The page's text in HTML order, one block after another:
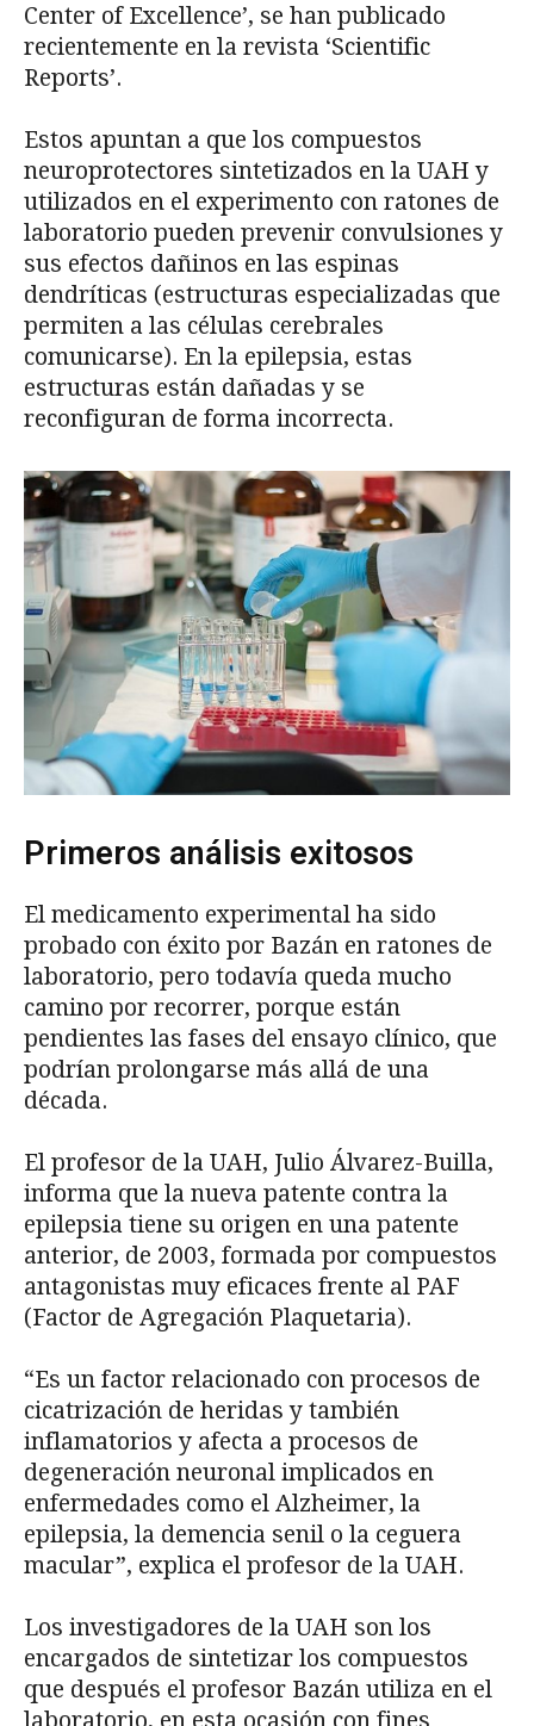
Center of Excellence’, se han publicado
recientemente en la revista ‘Scientific
Reports’.
Estos apuntan a que los compuestos
neuroprotectores sintetizados en la UAH y
utilizados en el experimento con ratones de
laboratorio pueden prevenir convulsiones y
sus efectos dañinos en las espinas
dendríticas (estructuras especializadas que
permiten a las células cerebrales
comunicarse). En la epilepsia, estas
estructuras están dañadas y se
reconfiguran de forma incorrecta.
Primeros análisis exitosos
El medicamento experimental ha sido
probado con éxito por Bazán en ratones de
laboratorio, pero todavía queda mucho
camino por recorrer, porque están
pendientes las fases del ensayo clínico, que
podrían prolongarse más allá de una
década.
El profesor de la UAH, Julio Álvarez-Builla,
informa que la nueva patente contra la
epilepsia tiene su origen en una patente
anterior, de 2003, formada por compuestos
antagonistas muy eficaces frente al PAF
(Factor de Agregación Plaquetaria).
“Es un factor relacionado con procesos de
cicatrización de heridas y también
inflamatorios y afecta a procesos de
degeneración neuronal implicados en
enfermedades como el Alzheimer, la
epilepsia, la demencia senil o la ceguera
macular”, explica el profesor de la UAH.
Los investigadores de la UAH son los
encargados de sintetizar los compuestos
que después el profesor Bazán utiliza en el
laboratorio, en esta ocasión con fines